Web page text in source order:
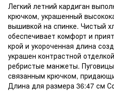
Легкий летний кардиган
крючком, украшенный
вышивкой на спинке. Чистый
обеспечивает комфорт и
крой и укороченная длина
украшен контрастной
ребристые манжеты.
связанным крючком,
Длина для размера 36:47 см